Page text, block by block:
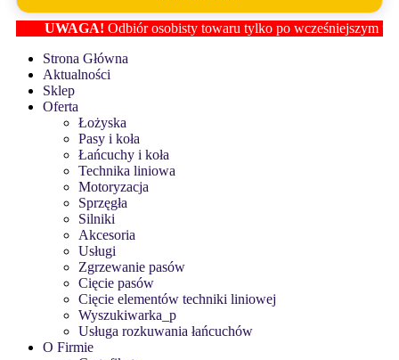
UWAGA!Odbiór osobisty towaru tylko po wcześniejszym
Strona Główna
Aktualności
Sklep
Oferta
Łożyska
Pasy i koła
Łańcuchy i koła
Technika liniowa
Motoryzacja
Sprzęgła
Silniki
Akcesoria
Usługi
Zgrzewanie pasów
Cięcie pasów
Cięcie elementów techniki liniowej
Wyszukiwarka_p
Usługa rozkuwania łańcuchów
O Firmie